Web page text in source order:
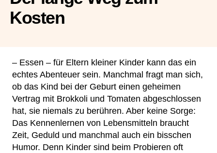
Kosten
– Essen – für Eltern kleiner Kinder kann das ein
echtes Abenteuer sein. Manchmal fragt man sich,
ob das Kind bei der Geburt einen geheimen
Vertrag mit Brokkoli und Tomaten abgeschlossen
hat, sie niemals zu berühren. Aber keine Sorge:
Das Kennenlernen von Lebensmitteln braucht
Zeit, Geduld und manchmal auch ein bisschen
Humor. Denn Kinder sind beim Probieren oft